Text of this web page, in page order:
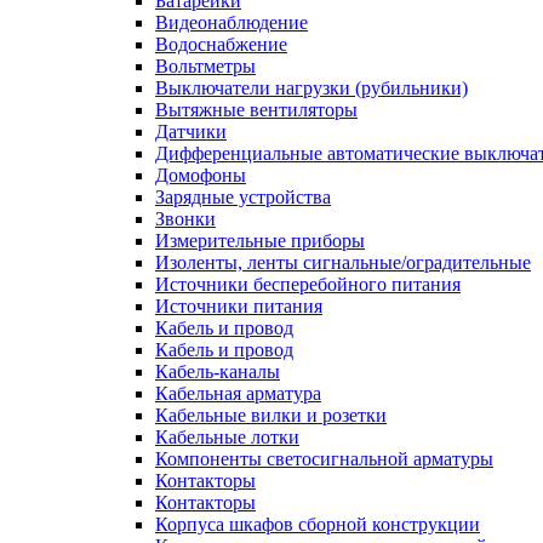
Видеонаблюдение
Водоснабжение
Вольтметры
Выключатели нагрузки (рубильники)
Вытяжные вентиляторы
Датчики
Дифференциальные автоматические
Домофоны
Зарядные устройства
Звонки
Измерительные приборы
Изоленты, ленты сигнальные/оградительные
Источники бесперебойного питания
Источники питания
Кабель и провод
Кабель и провод
Кабель-каналы
Кабельная арматура
Кабельные вилки и розетки
Кабельные лотки
Компоненты светосигнальной арматуры
Контакторы
Контакторы
Корпуса шкафов сборной конструкции